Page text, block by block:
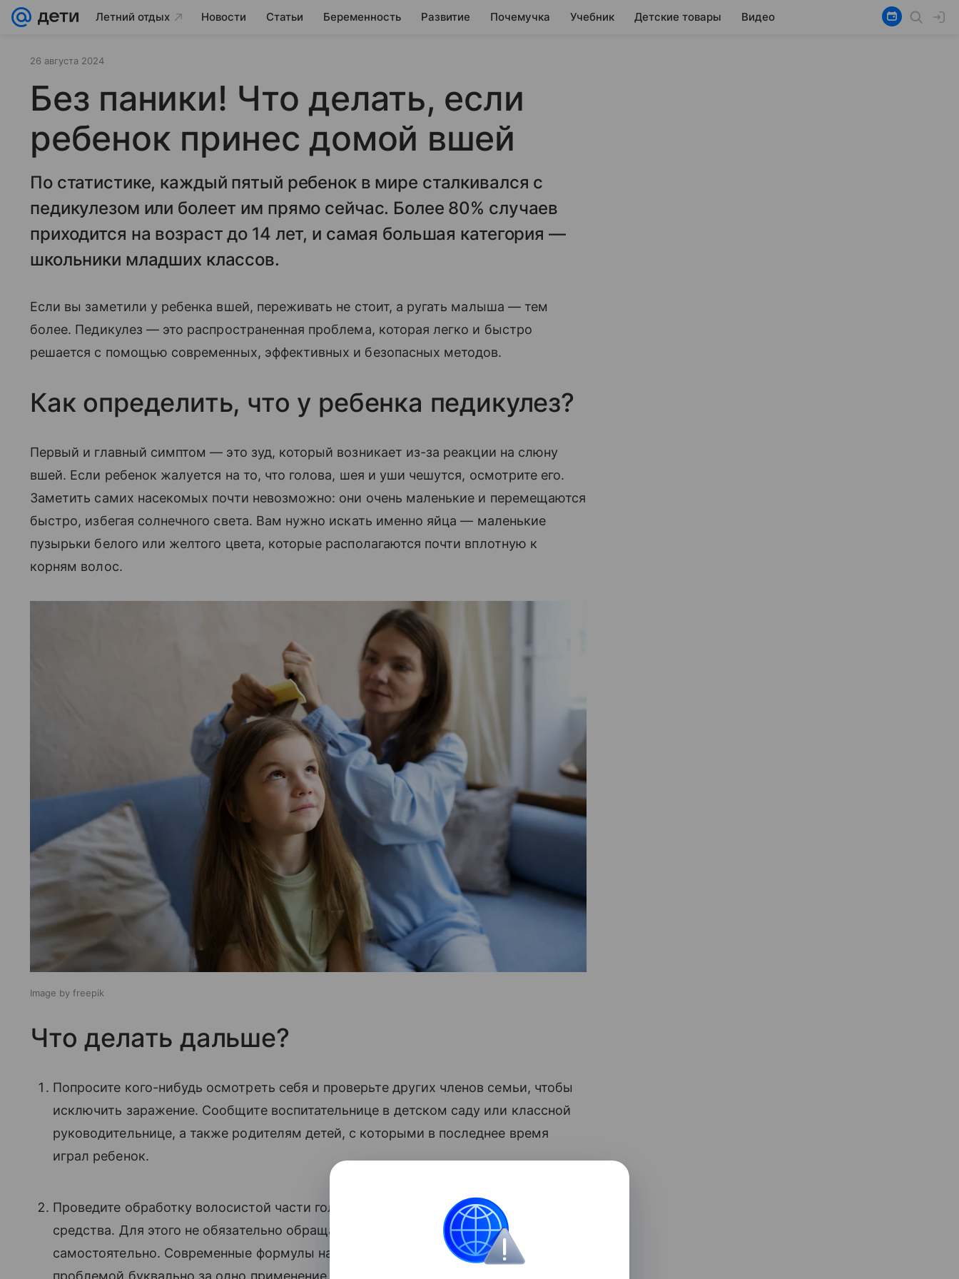
Летний отдых Новости Статьи Беременность Развитие Почемучка Учебник Детские товары Видео
26 августа 2024
Без паники! Что делать, если
ребенок принес домой вшей
По статистике, каждый пятый ребенок в мире сталкивался с
педикулезом или болеет им прямо сейчас. Более 80% случаев
приходится на возраст до 14 лет, и самая большая категория —
школьники младших классов.
Если вы заметили у ребенка вшей, переживать не стоит, а ругать малыша — тем
более. Педикулез — это распространенная проблема, которая легко и быстро
решается с помощью современных, эффективных и безопасных методов.
Как определить, что у ребенка педикулез?
Первый и главный симптом — это зуд, который возникает из-за реакции на слюну
вшей. Если ребенок жалуется на то, что голова, шея и уши чешутся, осмотрите его.
Заметить самих насекомых почти невозможно: они очень маленькие и перемещаются
быстро, избегая солнечного света. Вам нужно искать именно яйца — маленькие
пузырьки белого или желтого цвета, которые располагаются почти вплотную к
корням волос.
Image by freepik
Что делать дальше?
Попросите кого-нибудь осмотреть себя и проверьте других членов семьи, чтобы
исключить заражение. Сообщите воспитательнице в детском саду или классной
руководительнице, а также родителям детей, с которыми в последнее время
играл ребенок.
Проведите обработку волосистой части головы ребенка с помощью специального
средства. Для этого не обязательно обращаться к врачу, вы можете сделать все
самостоятельно. Современные формулы настолько эффективны, что борются с
проблемой буквально за одно применение, — и